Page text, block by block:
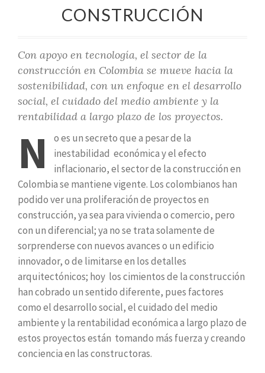
CONSTRUCCIÓN
Con apoyo en tecnología, el sector de la
construcción en Colombia se mueve hacia la
sostenibilidad, con un enfoque en el desarrollo
social, el cuidado del medio ambiente y la
rentabilidad a largo plazo de los proyectos.
N
o es un secreto que a pesar de la
inestabilidad económica y el efecto
inflacionario, el sector de la construcción en
Colombia se mantiene vigente. Los colombianos han
podido ver una proliferación de proyectos en
construcción, ya sea para vivienda o comercio, pero
con un diferencial; ya no se trata solamente de
sorprenderse con nuevos avances o un edificio
innovador, o de limitarse en los detalles
arquitectónicos; hoy los cimientos de la construcción
han cobrado un sentido diferente, pues factores
como el desarrollo social, el cuidado del medio
ambiente y la rentabilidad económica a largo plazo de
estos proyectos están tomando más fuerza y creando
conciencia en las constructoras.